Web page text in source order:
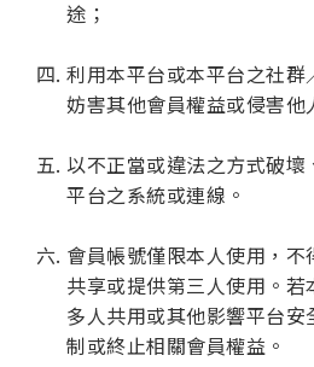
途；
利用本平台或本平台之社群
妨害其他會員權益或侵害他
以不正當或違法之方式破
平台之系統或連線。
會員帳號僅限本人使用，不
共享或提供第三人使用。若
多人共用或其他影響平台
制或終止相關會員權益。